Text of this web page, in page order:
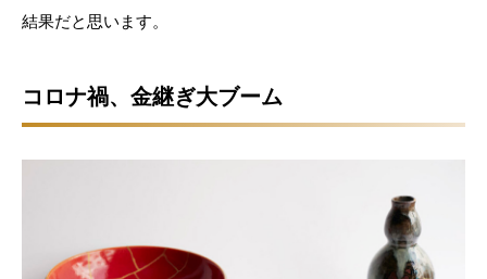
結果だと思います。
コロナ禍、金継ぎ大ブーム